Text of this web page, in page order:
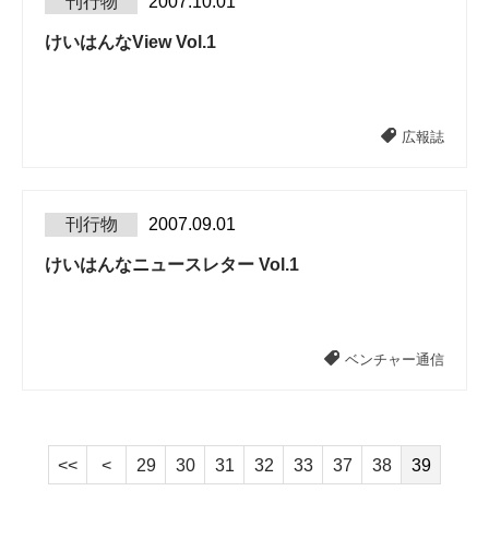
けいはんなView Vol.1
広報誌
刊行物 2007.09.01
けいはんなニュースレター Vol.1
ベンチャー通信
<< < 29 30 31 32 33 37 38 39